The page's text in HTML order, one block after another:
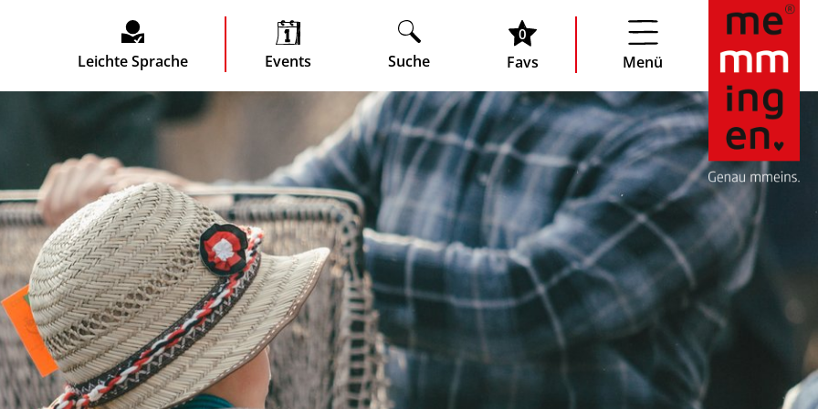
Menü
Leichte Sprache Events Suche
0
Favs